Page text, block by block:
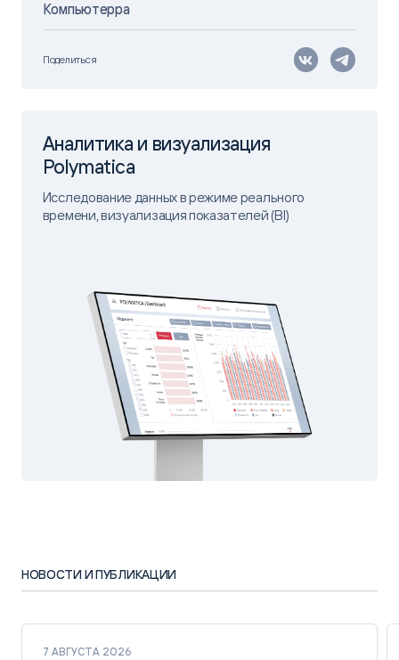
Компьютерра
Поделиться
Аналитика и визуализация
Polymatica
Исследование данных в режиме реального
времени, визуализация показателей (BI)
НОВОСТИ И ПУБЛИКАЦИИ
7 АВГУСТА 2026